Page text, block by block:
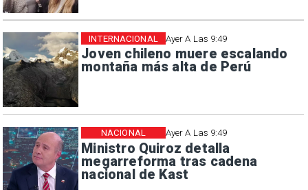
Ayer A Las 9:49
Joven chileno muere escalando
montaña más alta de Perú
INTERNACIONAL
Ayer A Las 9:49
Ministro Quiroz detalla
megarreforma tras cadena
nacional de Kast
NACIONAL